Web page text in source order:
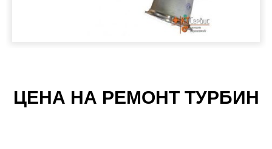
ЦЕНА НА РЕМОНТ ТУРБИН